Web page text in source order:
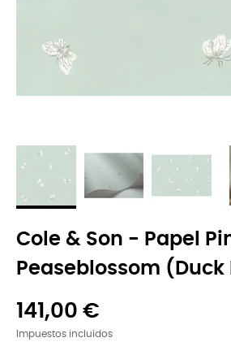
Cole & Son - Papel
Peaseblossom (duck
141,00 €
Impuestos incluidos